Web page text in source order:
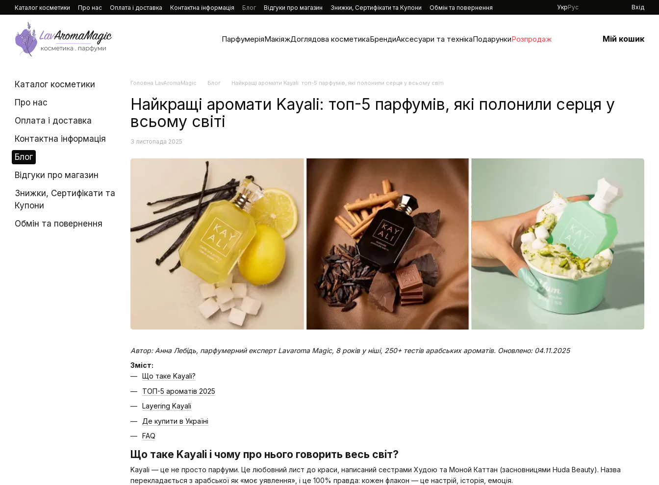
Перейти до основного контенту
Каталог косметики Про нас Оплата і доставка Контактна інформація Блог Відгуки про магазин Знижки, Сертифікати та Купони Обмін та повернення УкрРус Вхід
ПарфумеріяМакіяжДоглядова косметикаБрендиАксесуари та технікаПодарункиРозпродаж Мій кошик
Головна LavAromaMagic Блог Найкращі аромати Kayali: топ-5 парфумів, які полонили серця у всьому світі
Найкращі аромати Kayali: топ-5 парфумів, які полонили серця у
всьому світі
3 листопада 2025
Автор: Анна Лебідь, парфумерний експерт Lavaroma Magic, 8 років у ніші, 250+ тестів арабських ароматів. Оновлено: 04.11.2025
Зміст:
Що таке Kayali?
ТОП-5 ароматів 2025
Layering Kayali
Де купити в Україні
FAQ
Що таке Kayali і чому про нього говорить весь світ?
Kayali — це не просто парфуми. Це любовний лист до краси, написаний сестрами Худою та Моной Каттан (засновницями Huda Beauty). Назва
перекладається з арабської як «моє уявлення», і це 100% правда: кожен флакон — це настрій, історія, емоція.
Каталог косметики
Про нас
Оплата і доставка
Контактна інформація
Блог
Відгуки про магазин
Знижки, Сертифікати та
Купони
Обмін та повернення